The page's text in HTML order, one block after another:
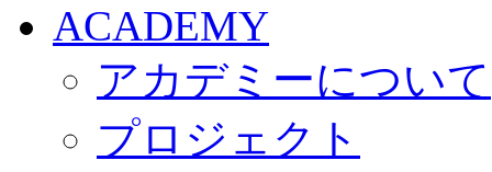
ACADEMY
アカデミーについて
プロジェクト